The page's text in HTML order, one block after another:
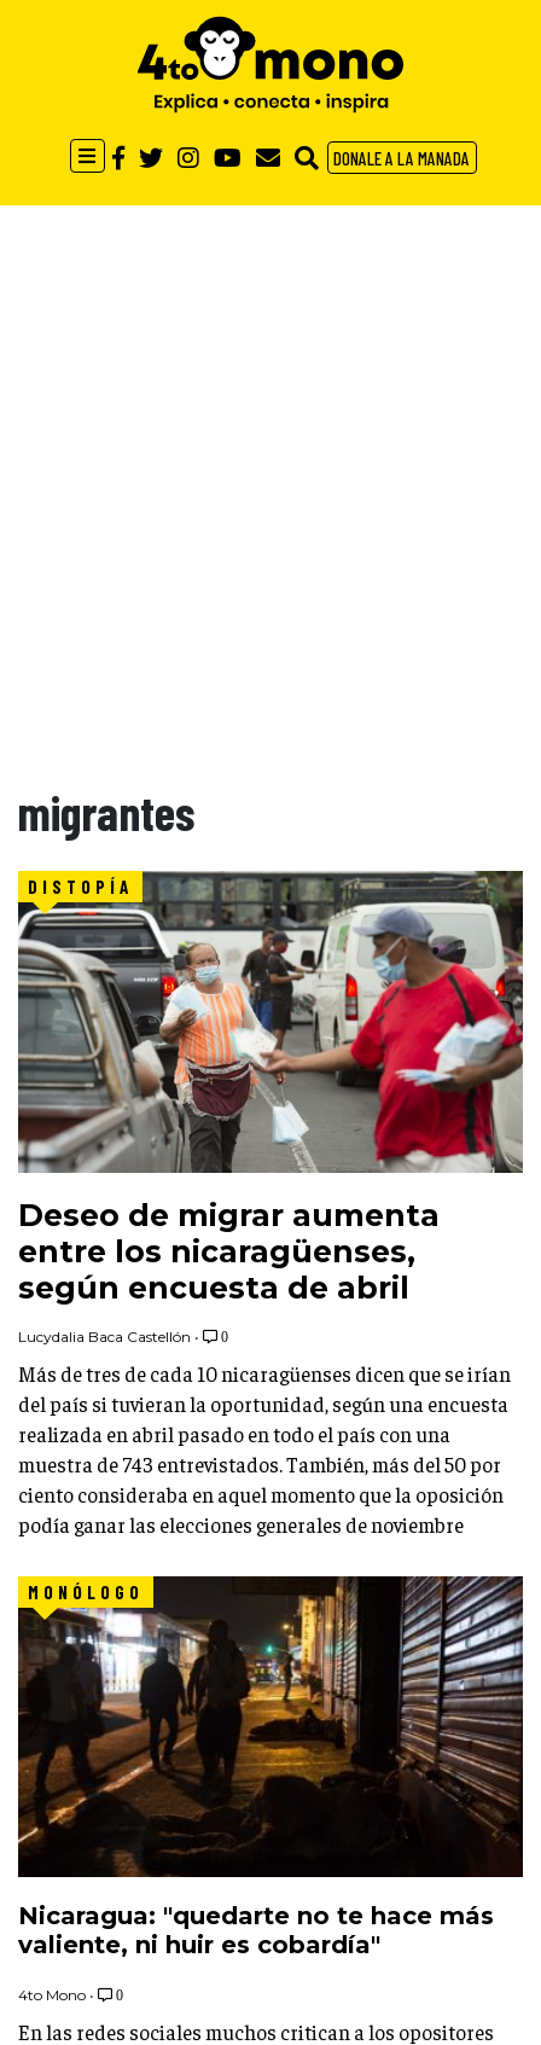
DONALE A LA MANADA
migrantes
DISTOPÍA
Deseo de migrar aumenta
entre los nicaragüenses,
según encuesta de abril
Lucydalia Baca Castellón • 0
Más de tres de cada 10 nicaragüenses dicen que se irían
del país si tuvieran la oportunidad, según una encuesta
realizada en abril pasado en todo el país con una
muestra de 743 entrevistados. También, más del 50 por
ciento consideraba en aquel momento que la oposición
podía ganar las elecciones generales de noviembre
MONÓLOGO
Nicaragua: "quedarte no te hace más
valiente, ni huir es cobardía"
4to Mono • 0
En las redes sociales muchos critican a los opositores